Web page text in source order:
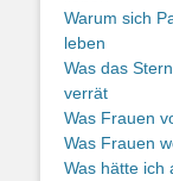
Warum sich
leben
Was das
verrät
Was Frauen
Was Frauen
Was hätte ich